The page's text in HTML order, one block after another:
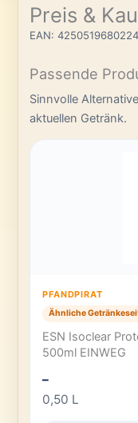
Preis &
EAN: 4250519680224
Passende
Sinnvolle
aktuellen Getränk.
PFANDPIRAT
Ähnliche
ESN Isoclear
500ml EINWEG
–
0,50 L